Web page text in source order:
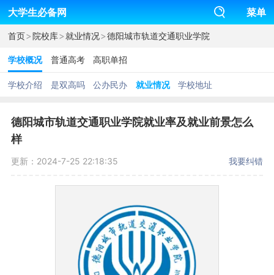
大学生必备网 菜单
首页>院校库>就业情况>德阳城市轨道交通职业学院
学校概况 普通高考 高职单招
学校介绍 是双高吗 公办民办 就业情况 学校地址
德阳城市轨道交通职业学院就业率及就业前景怎么
样
更新：2024-7-25 22:18:35 我要纠错